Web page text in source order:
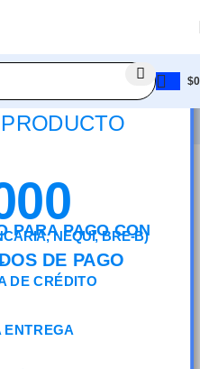
$0
💰 ★ 🚚 ENVÍO
SSD + MONITOR
32R
PARA PAGO CON
NEQUI, BRE-B)
DE PAGO
DE CRÉDITO
ENTREGA